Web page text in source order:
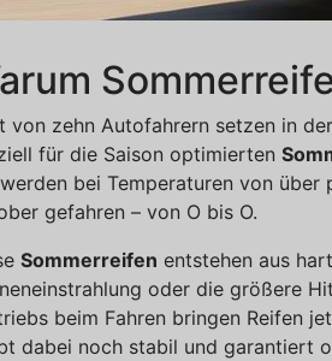
von zehn Autofahrern setzen in
für die Saison optimierten
bei Temperaturen von
gefahren – von O bis O.
Sommerreifen entstehen aus
oder die größere
beim Fahren bringen Reifen
dabei noch stabil und garantiert